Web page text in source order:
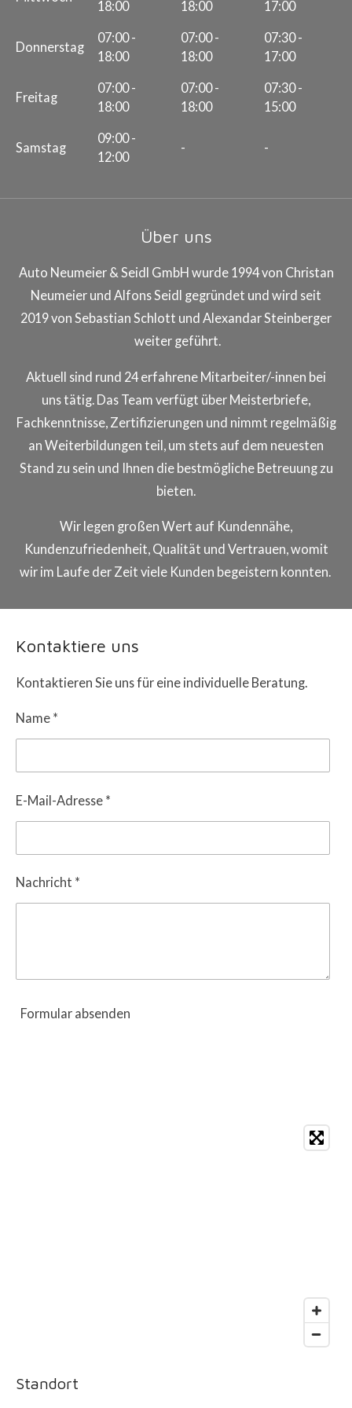
18:00 18:00 17:00
Donnerstag
07:00 -
18:00
07:00 -
18:00
07:30 -
17:00
Freitag
07:00 -
18:00
07:00 -
18:00
07:30 -
15:00
Samstag
09:00 -
12:00
- -
Über uns
Auto Neumeier & Seidl GmbH wurde 1994 von Christan
Neumeier und Alfons Seidl gegründet und wird seit
2019 von Sebastian Schlott und Alexandar Steinberger
weiter geführt.
Aktuell sind rund 24 erfahrene Mitarbeiter/-innen bei
uns tätig. Das Team verfügt über Meisterbriefe,
Fachkenntnisse, Zertifizierungen und nimmt regelmäßig
an Weiterbildungen teil, um stets auf dem neuesten
Stand zu sein und Ihnen die bestmögliche Betreuung zu
bieten.
Wir legen großen Wert auf Kundennähe,
Kundenzufriedenheit, Qualität und Vertrauen, womit
wir im Laufe der Zeit viele Kunden begeistern konnten.
Kontaktiere uns
Kontaktieren Sie uns für eine individuelle Beratung.
Name *
E-Mail-Adresse *
Nachricht *
Formular absenden
Standort